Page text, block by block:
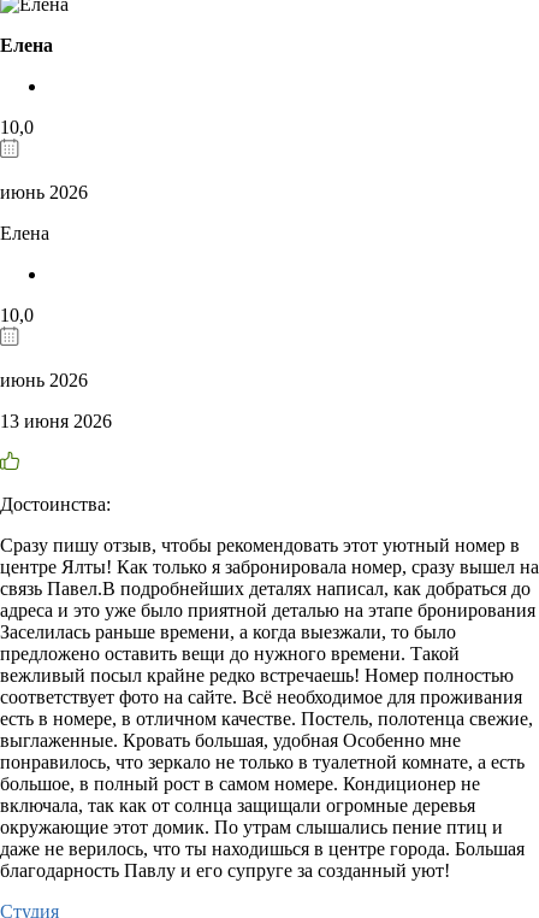
Елена
10,0
июнь 2026
Елена
10,0
июнь 2026
13 июня 2026
Достоинства:
Сразу пишу отзыв, чтобы рекомендовать этот уютный номер в
центре Ялты! Как только я забронировала номер, сразу вышел на
связь Павел.В подробнейших деталях написал, как добраться до
адреса и это уже было приятной деталью на этапе бронирования
Заселилась раньше времени, а когда выезжали, то было
предложено оставить вещи до нужного времени. Такой
вежливый посыл крайне редко встречаешь! Номер полностью
соответствует фото на сайте. Всё необходимое для проживания
есть в номере, в отличном качестве. Постель, полотенца свежие,
выглаженные. Кровать большая, удобная Особенно мне
понравилось, что зеркало не только в туалетной комнате, а есть
большое, в полный рост в самом номере. Кондиционер не
включала, так как от солнца защищали огромные деревья
окружающие этот домик. По утрам слышались пение птиц и
даже не верилось, что ты находишься в центре города. Большая
благодарность Павлу и его супруге за созданный уют!
Студия